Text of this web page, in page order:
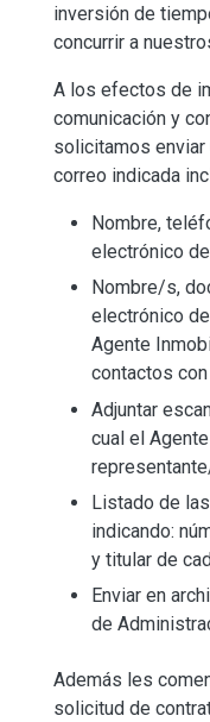
inversión de
concurrir a
A los efectos de
comunicación y
solicitamos enviar
correo indicada
Nombre,
electrónico
Nombre/s,
electrónico
Agente
contactos con
Adjuntar
cual el
Listado de
indicando:
y titular de
Enviar en
de
Además les
solicitud de